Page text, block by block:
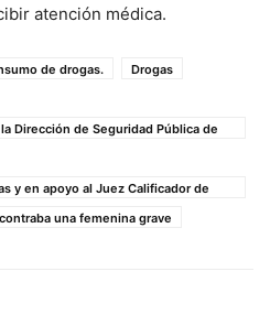
atención médica.
de drogas.
Drogas
Dirección de Seguridad Pública de
y en apoyo al Juez Calificador de
una femenina grave